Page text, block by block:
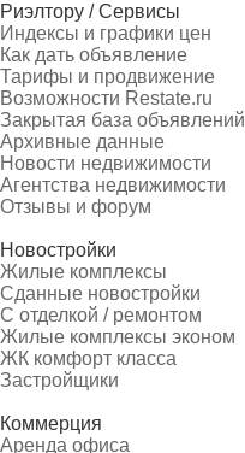
Риэлтору / Сервисы
Индексы и графики цен
Как дать объявление
Тарифы и продвижение
Возможности Restate.ru
Закрытая база объявлений
Архивные данные
Новости недвижимости
Агентства недвижимости
Отзывы и форум
Новостройки
Жилые комплексы
Сданные новостройки
С отделкой / ремонтом
Жилые комплексы эконом
ЖК комфорт класса
Застройщики
Коммерция
Аренда офиса